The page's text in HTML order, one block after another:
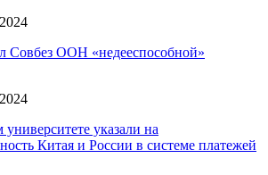
Совбез ООН «недееспособной»
указали на
Китая и России в системе платежей